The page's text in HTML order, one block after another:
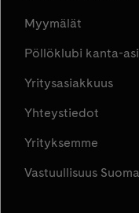
Myymälät
Pöllöklubi kanta-
Yritysasiakkuus
Yhteystiedot
Yrityksemme
Vastuullisuus